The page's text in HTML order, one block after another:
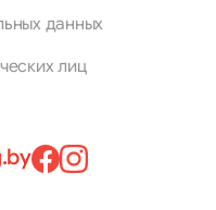
данных
лиц